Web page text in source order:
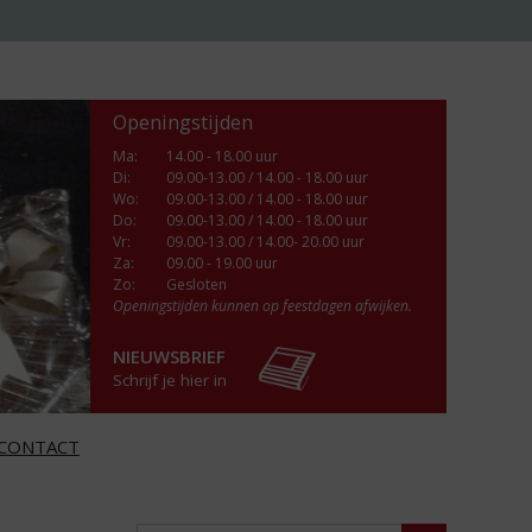
Openingstijden
Ma:
14.00 - 18.00 uur
Di:
09.00-13.00 / 14.00 - 18.00 uur
Wo:
09.00-13.00 / 14.00 - 18.00 uur
Do:
09.00-13.00 / 14.00 - 18.00 uur
Vr:
09.00-13.00 / 14.00- 20.00 uur
Za:
09.00 - 19.00 uur
Zo:
Gesloten
Openingstijden kunnen op feestdagen afwijken.
NIEUWSBRIEF
Schrijf je hier in